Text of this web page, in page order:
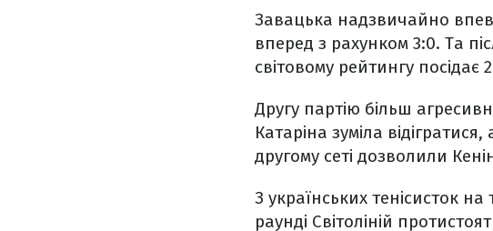
Завацька надзвичайно
вперед з рахунком 3:0. Та
світовому рейтингу
Другу партію більш
Катаріна зуміла
другому сеті дозволили
З українських тенісисток на
раунді Світоліній